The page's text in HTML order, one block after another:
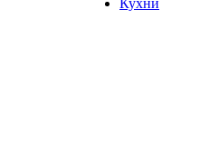
Кухни